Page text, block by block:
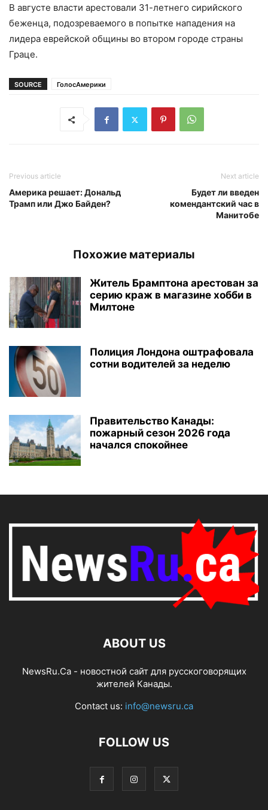
В августе власти арестовали 31-летнего сирийского
беженца, подозреваемого в попытке нападения на
лидера еврейской общины во втором городе страны
Граце.
SOURCE ГолосАмерики
Previous article
Америка решает: Дональд
Трамп или Джо Байден?
Next article
Будет ли введен
комендантский час в
Манитобе
Похожие материалы
Житель Брамптона арестован за
серию краж в магазине хобби в
Милтоне
Полиция Лондона оштрафовала
сотни водителей за неделю
Правительство Канады:
пожарный сезон 2026 года
начался спокойнее
ABOUT US
NewsRu.Ca - новостной сайт для русскоговорящих
жителей Канады.
Contact us: info@newsru.ca
FOLLOW US